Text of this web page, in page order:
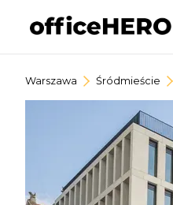
Warszawa Śródmieście